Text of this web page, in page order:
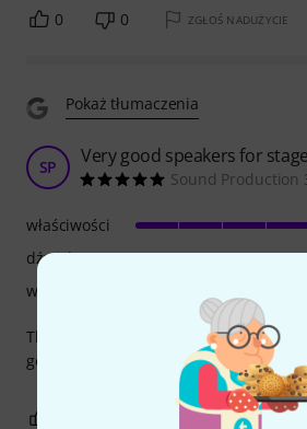
0 0 ZGŁOŚ NADUŻYCIE
Pokaż tłumaczenia
SP Very good speakers for
Sound Production
Those speakers are very good on loud
good for small houses
właściwości
dźwięk
wykończenie
ZGŁOŚ NADUŻYCIE